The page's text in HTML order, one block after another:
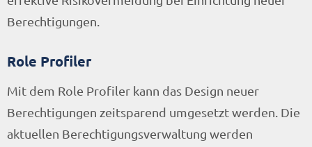
Berechtigungen.
Role Profiler
Mit dem Role Profiler kann das Design neuer
Berechtigungen zeitsparend umgesetzt werden. Die
aktuellen Berechtigungsverwaltung werden